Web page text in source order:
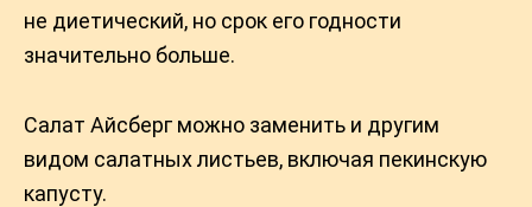
не диетический, но срок его годности
значительно больше.
Салат Айсберг можно заменить и другим
видом салатных листьев, включая пекинскую
капусту.